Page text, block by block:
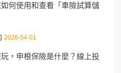
何使用和查看「車險試算儲
2026-04-01
，申根保險是什麼？線上投